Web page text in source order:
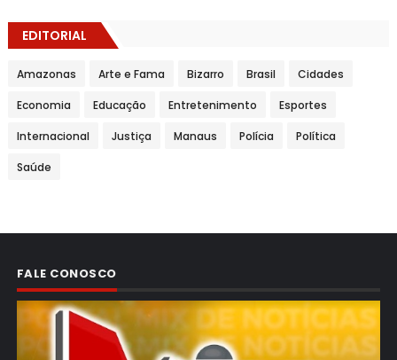
EDITORIAL
Amazonas Arte e Fama Bizarro Brasil Cidades
Economia Educação Entretenimento Esportes
Internacional Justiça Manaus Polícia Política
Saúde
FALE CONOSCO